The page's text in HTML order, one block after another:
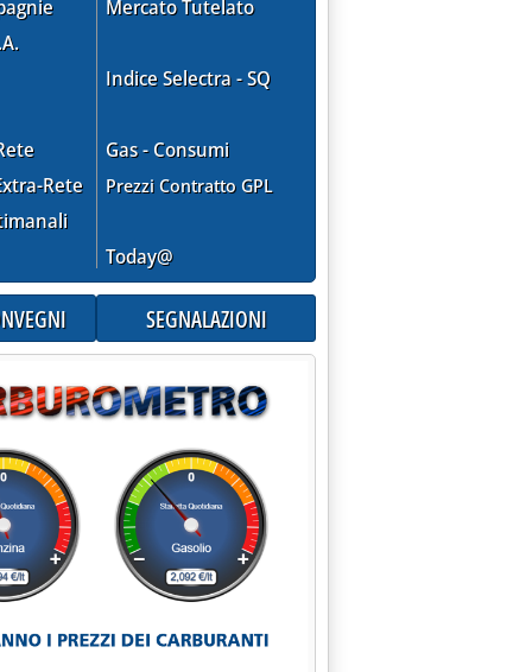
Rete
Mercato Tutelato
Indice Selectra - SQ
Gas - Consumi
Prezzi Contratto GPL
Today@
SEGNALAZIONI